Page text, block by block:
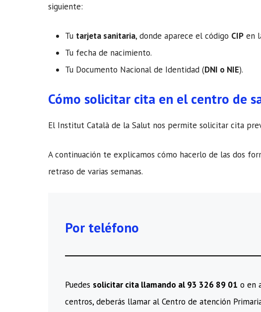
siguiente:
Tu tarjeta sanitaria, donde aparece el código CIP en
Tu fecha de nacimiento.
Tu Documento Nacional de Identidad (DNI o NIE).
Cómo solicitar cita en el centro de
El Institut Català de la Salut nos permite solicitar cita
A continuación te explicamos cómo hacerlo de las dos
retraso de varias semanas.
Por teléfono
Puedes solicitar cita llamando al 93 326 89 01 o en
centros, deberás llamar al Centro de atención